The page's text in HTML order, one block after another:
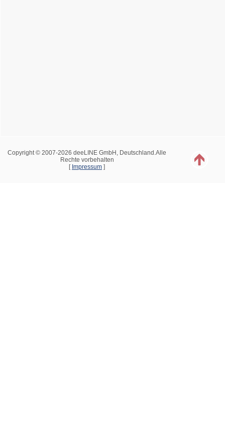
Copyright © 2007-2026 deeLINE GmbH, Deutschland.Alle
Rechte vorbehalten
[ Impressum ]